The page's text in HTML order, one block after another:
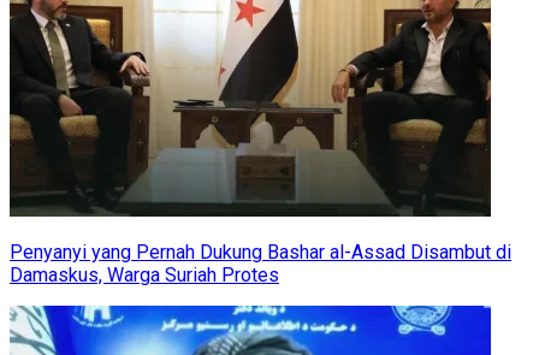
Penyanyi yang Pernah Dukung Bashar al-Assad Disambut di
Damaskus, Warga Suriah Protes